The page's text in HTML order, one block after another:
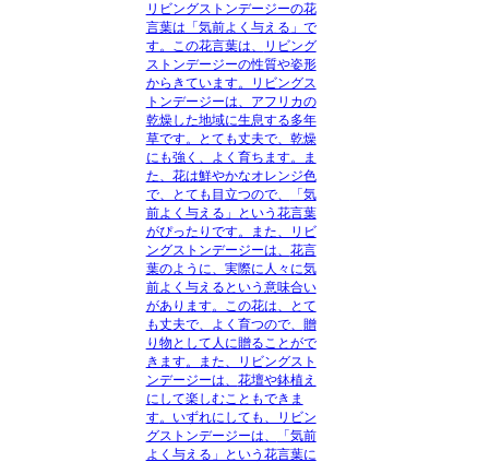
リビングストンデージーの花
言葉は「気前よく与える」で
す。この花言葉は、
リビング
ストンデージーの性質や姿形
からきています。リビングス
トンデージーは、アフリカの
乾燥した地域に生息する多年
草です。とても丈夫で、乾燥
にも強く、よく育ちます。ま
た、花は鮮やかなオレンジ色
で、とても目立つので、
「気
前よく与える」という花言葉
がぴったりです。また、リビ
ングストンデージーは、 花言
葉のように、実際に人々に気
前よく与えるという意味合い
があります。この花は、とて
も丈夫で、よく育つので、 贈
り物として人に贈ることがで
きます。また、リビングスト
ンデージーは、 花壇や鉢植え
にして楽しむこともできま
す。いずれにしても、リビン
グストンデージーは、
「気前
よく与える」という花言葉に